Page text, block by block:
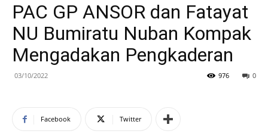
PAC GP ANSOR dan Fatayat
NU Bumiratu Nuban Kompak
Mengadakan Pengkaderan
03/10/2022 0
976
Facebook Twitter